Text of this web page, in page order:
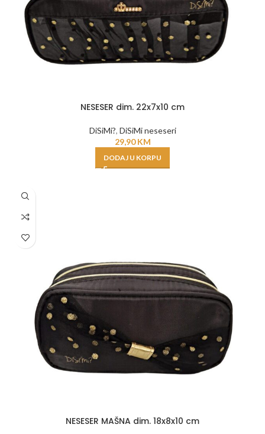
NESESER dim. 22x7x10 cm
DiSiMi?, DiSiMi neseseri
29,90KM
DODAJ U KORPU
NESESER MAŠNA dim. 18x8x10 cm